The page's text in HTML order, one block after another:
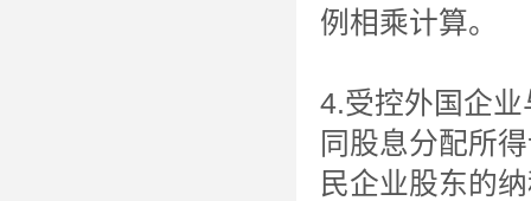
例相乘计算。
4.受控外国企
同股息分配所
民企业股东的